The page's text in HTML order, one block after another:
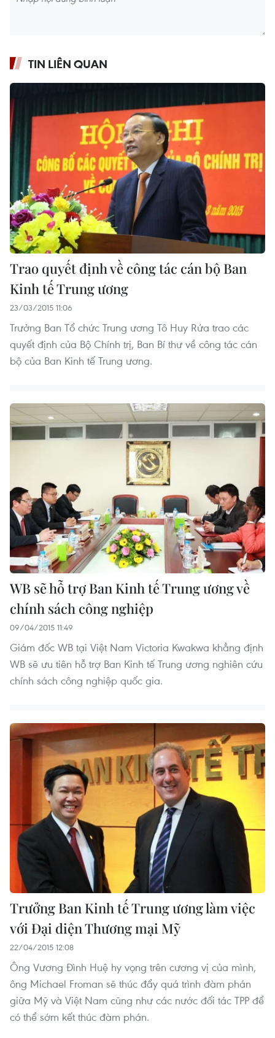
TIN LIÊN QUAN
Trao quyết định về công tác cán bộ Ban
Kinh tế Trung ương
23/03/2015 11:06
Trưởng Ban Tổ chức Trung ương Tô Huy Rứa trao các
quyết định của Bộ Chính trị, Ban Bí thư về công tác cán
bộ của Ban Kinh tế Trung ương.
WB sẽ hỗ trợ Ban Kinh tế Trung ương về
chính sách công nghiệp
09/04/2015 11:49
Giám đốc WB tại Việt Nam Victoria Kwakwa khẳng định
WB sẽ ưu tiên hỗ trợ Ban Kinh tế Trung ương nghiên cứu
chính sách công nghiệp quốc gia.
Trưởng Ban Kinh tế Trung ương làm việc
với Đại diện Thương mại Mỹ
22/04/2015 12:08
Ông Vương Đình Huệ hy vọng trên cương vị của mình,
ông Michael Froman sẽ thúc đẩy quá trình đàm phán
giữa Mỹ và Việt Nam cũng như các nước đối tác TPP để
có thể sớm kết thúc đàm phán.